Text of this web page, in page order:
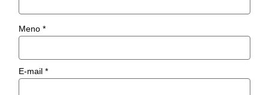
Meno *
E-mail *